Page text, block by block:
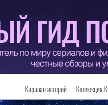
Караван историй Коллекция